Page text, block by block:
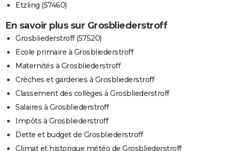
Etzling (57460)
En savoir plus sur Grosbliederstroff
Grosbliederstroff (57520)
Ecole primaire à Grosbliederstroff
Maternités à Grosbliederstroff
Crèches et garderies à Grosbliederstroff
Classement des collèges à Grosbliederstroff
Salaires à Grosbliederstroff
Impôts à Grosbliederstroff
Dette et budget de Grosbliederstroff
Climat et historique météo de Grosbliederstroff